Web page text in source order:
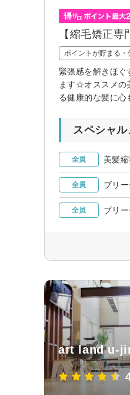
【縮毛矯正
ポイントが貯まる・
緊張感を解きほぐ
ます☆オススメの
る健康的な髪に心
スペシャ
全員 美髪
全員 ブリ
全員 ブリ
art land u-